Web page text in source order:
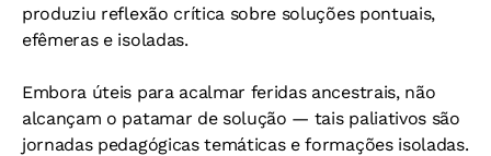
produziu reflexão crítica sobre soluções pontuais,
efêmeras e isoladas.
Embora úteis para acalmar feridas ancestrais, não
alcançam o patamar de solução — tais paliativos são
jornadas pedagógicas temáticas e formações isoladas.